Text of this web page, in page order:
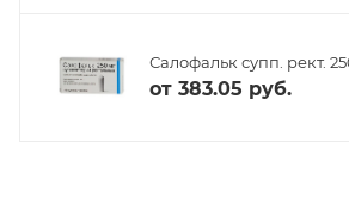
Салофальк супп. рект.
от 383.05 руб.